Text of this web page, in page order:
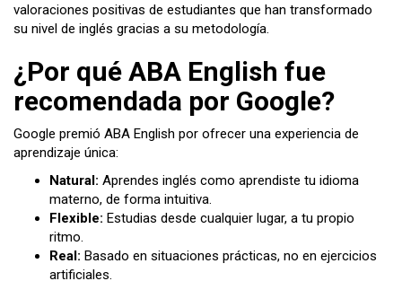
valoraciones positivas de estudiantes que han transformado
su nivel de inglés gracias a su metodología.
¿Por qué ABA English fue
recomendada por Google?
Google premió ABA English por ofrecer una experiencia de
aprendizaje única:
Natural: Aprendes inglés como aprendiste tu idioma
materno, de forma intuitiva.
Flexible: Estudias desde cualquier lugar, a tu propio
ritmo.
Real: Basado en situaciones prácticas, no en ejercicios
artificiales.